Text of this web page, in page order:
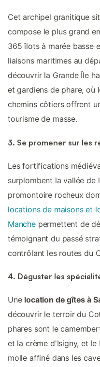
Cet archipel granitique
compose le plus grand
365 îlots à marée basse
liaisons maritimes au
découvrir la Grande Île
et gardiens de phare, où
chemins côtiers offrent
tourisme de masse.
3. Se promener sur les
Les fortifications
surplombent la vallée de
promontoire rocheux
locations de maisons et
Manchepermettent de
témoignant du passé
contrôlant les routes du
4. Déguster les
Une location de gîtes à
découvrir le terroir du
phares sont le
et la crème d'Isigny, et
molle affiné dans les